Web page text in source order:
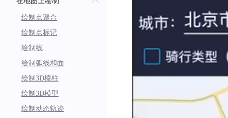
绘制点聚合
绘制点标记
绘制线
绘制弧线和面
绘制3D棱柱
绘制3D模型
绘制动态轨迹